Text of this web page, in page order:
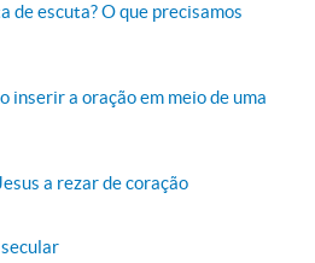
de escuta? O que precisamos
inserir a oração em meio de uma
a rezar de coração